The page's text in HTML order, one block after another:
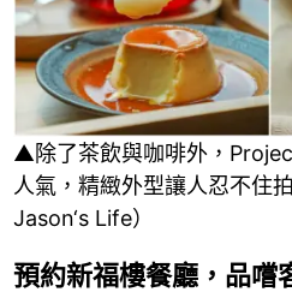
▲除了茶飲與咖啡外，
人氣，精緻外型讓人忍不住
Jason‘s Life）
預約新福樓餐廳，品嚐